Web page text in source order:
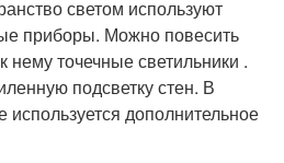
светом используют
приборы. Можно повесить
точечные светильники .
подсветку стен. В
используется дополнительное